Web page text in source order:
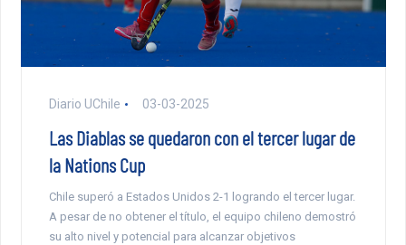
Diario UChile 03-03-2025
Las Diablas se quedaron con el tercer lugar de
la Nations Cup
Chile superó a Estados Unidos 2-1 logrando el tercer lugar.
A pesar de no obtener el título, el equipo chileno demostró
su alto nivel y potencial para alcanzar objetivos